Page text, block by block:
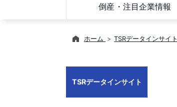
倒産・注目企業情報
ホーム TSRデータインサイト
TSRデータインサイト